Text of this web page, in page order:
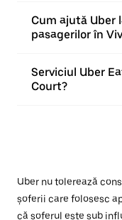
Cum ajută Uber
pasagerilor în
Serviciul Uber
Court?
Uber nu tolerează
șoferii care folosesc
că șoferul este sub